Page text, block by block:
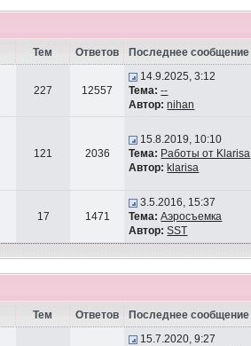
Тем Ответов Последнее сообщение
227 12557
14.9.2025, 3:12
Тема: --
Автор: nihan
121 2036
15.8.2019, 10:10
Тема: Работы от Klarisa
Автор: klarisa
17 1471
3.5.2016, 15:37
Тема: Аэросъемка
Автор: SST
Тем Ответов Последнее сообщение
15.7.2020, 9:27